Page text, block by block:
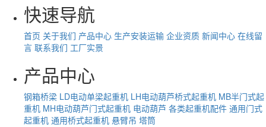
快速导航
首页 关于我们 产品中心 生产安装运输 企业资质 新闻中心 在线留
言 联系我们 工厂实景
产品中心
钢箱桥梁 LD电动单梁起重机 LH电动葫芦桥式起重机 MB半门式起
重机 MH电动葫芦门式起重机 电动葫芦 各类起重机配件 通用门式
起重机 通用桥式起重机 悬臂吊 塔筒